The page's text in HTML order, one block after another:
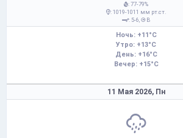
: 77-79%
: 1019-1011 мм рт.ст.
: 5-6,
В
Ночь: +11°C
Утро: +13°C
День: +16°C
Вечер: +15°C
11 Мая 2026, Пн